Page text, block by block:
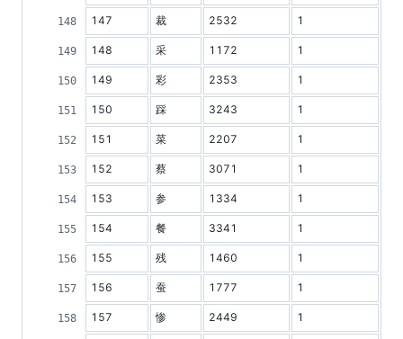
147 裁 2532 1
148 采 1172 1
149 彩 2353 1
150 踩 3243 1
151 菜 2207 1
152 蔡 3071 1
153 参 1334 1
154 餐 3341 1
155 残 1460 1
156 蚕 1777 1
157 惨 2449 1